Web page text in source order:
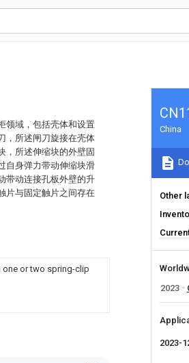
领域，包括壳体和设置
，所述闸刀旋接在壳体
，所述伸缩块的外壁固
自身弹力带动伸缩块滑
带动连接孔板外壁的升
片与固定触片之间存在
or two spring-clip
China
Other
2023
2023-